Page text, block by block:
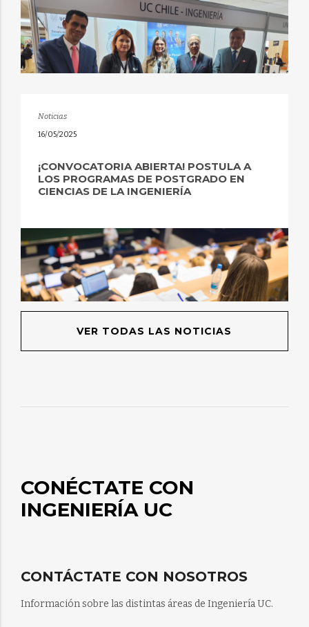
Noticias
16/05/2025
¡CONVOCATORIA ABIERTA! POSTULA A
LOS PROGRAMAS DE POSTGRADO EN
CIENCIAS DE LA INGENIERÍA
VER TODAS LAS NOTICIAS
CONÉCTATE CON
INGENIERÍA UC
CONTÁCTATE CON NOSOTROS
Información sobre las distintas áreas de Ingeniería UC.